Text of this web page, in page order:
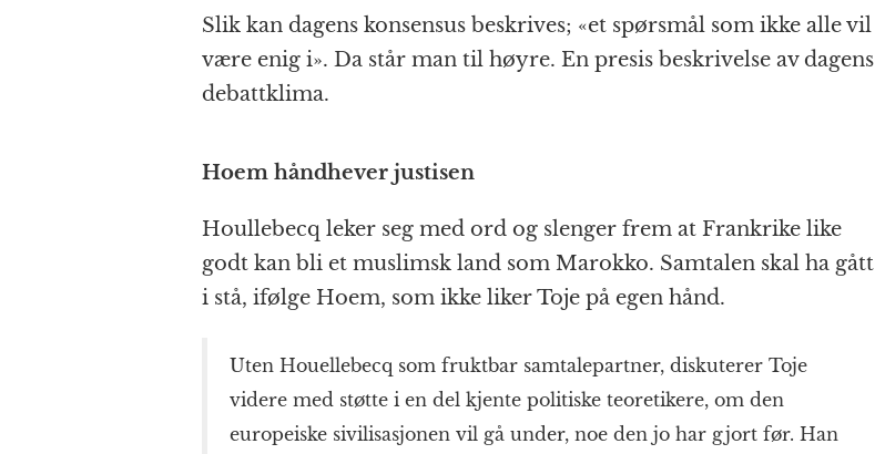
Slik kan dagens konsensus beskrives; «et spørsmål som ikke alle vil
være enig i». Da står man til høyre. En presis beskrivelse av dagens
debattklima.
Hoem håndhever justisen
Houllebecq leker seg med ord og slenger frem at Frankrike like
godt kan bli et muslimsk land som Marokko. Samtalen skal ha gått
i stå, ifølge Hoem, som ikke liker Toje på egen hånd.
Uten Houellebecq som fruktbar samtalepartner, diskuterer Toje
videre med støtte i en del kjente politiske teoretikere, om den
europeiske sivilisasjonen vil gå under, noe den jo har gjort før. Han